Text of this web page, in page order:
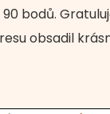
bodů.
obsadil